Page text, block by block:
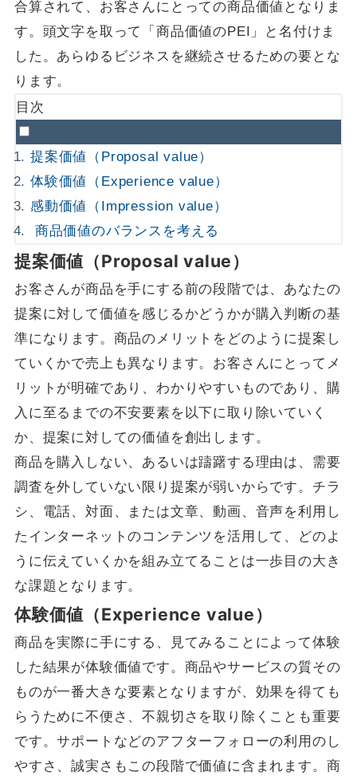
合算されて、お客さんにとっての商品価値となりま
す。頭文字を取って「商品価値のPEI」と名付けま
した。あらゆるビジネスを継続させるための要とな
ります。
目次
提案価値（Proposal value）
体験価値（Experience value）
感動価値（Impression value）
商品価値のバランスを考える
提案価値（Proposal value）
お客さんが商品を手にする前の段階では、あなたの
提案に対して価値を感じるかどうかが購入判断の基
準になります。商品のメリットをどのように提案し
ていくかで売上も異なります。お客さんにとってメ
リットが明確であり、わかりやすいものであり、購
入に至るまでの不安要素を以下に取り除いていく
か、提案に対しての価値を創出します。
商品を購入しない、あるいは躊躇する理由は、需要
調査を外していない限り提案が弱いからです。チラ
シ、電話、対面、または文章、動画、音声を利用し
たインターネットのコンテンツを活用して、どのよ
うに伝えていくかを組み立てることは一歩目の大き
な課題となります。
体験価値（Experience value）
商品を実際に手にする、見てみることによって体験
した結果が体験価値です。商品やサービスの質その
ものが一番大きな要素となりますが、効果を得ても
らうために不便さ、不親切さを取り除くことも重要
です。サポートなどのアフターフォローの利用のし
やすさ、誠実さもこの段階で価値に含まれます。商